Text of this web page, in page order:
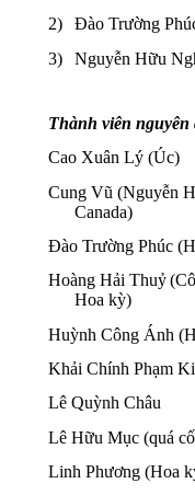
Đào Trường
Nguyễn Hữu
Thành viên nguyên
Cao Xuân Lý (Úc)
Cung Vũ (Nguyễn
Canada)
Đào Trường Phúc
Hoàng Hải Thuỷ
Hoa kỳ)
Huỳnh Công Ánh
Khải Chính Phạm
Lê Quỳnh Châu
Lê Hữu Mục (quá
Linh Phương (Hoa